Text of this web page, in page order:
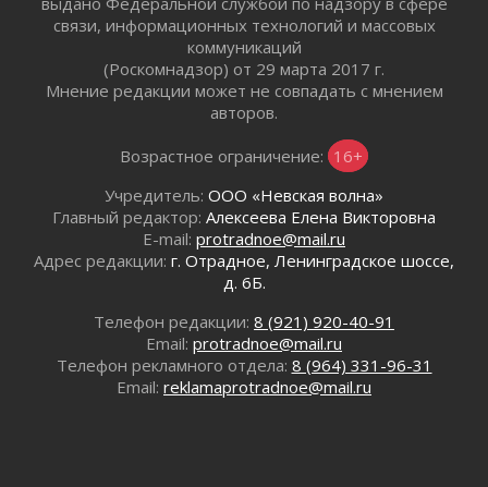
В Ивангороде назвали новых почетных
граждан Ленинградской области
02 августа 2026
Готовность №1
Километровые столбы «Дороги жизни»
02 августа 2026
Ленобласть внедрила передовую подготовку
операторов БПЛА
02 августа 2026
воробушка»
Юхла, мука, кантеле и Водяной
01 августа 2026
связи, информационных технологий и массовых
коммуникаций
(Роскомнадзор) от 29 марта 2017 г.
Мнение редакции может не совпадать с мнением
авторов.
Возрастное ограничение: 16+
Учредитель: ООО «Невская волна»
Главный редактор: Алексеева Елена Викторовна
E-mail: protradnoe@mail.ru
Адрес редакции: г. Отрадное, Ленинградское шоссе,
д. 6Б.
Телефон редакции: 8 (921) 920-40-91
Email: protradnoe@mail.ru
Телефон рекламного отдела: 8 (964) 331-96-31
Email: reklamaprotradnoe@mail.ru